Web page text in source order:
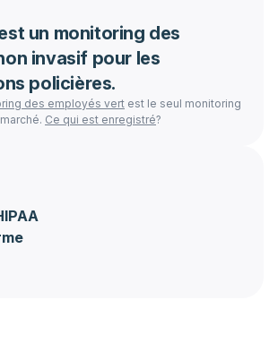
un monitoring des
invasif pour les
policières.
des employés vert est le seul monitoring
Ce qui est enregistré?